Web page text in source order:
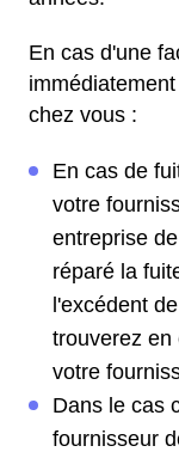
En cas d'une
chez vous :
En cas de
votre
entreprise
réparé la
l'excédent
trouverez en
votre
Dans le cas
fournisseur